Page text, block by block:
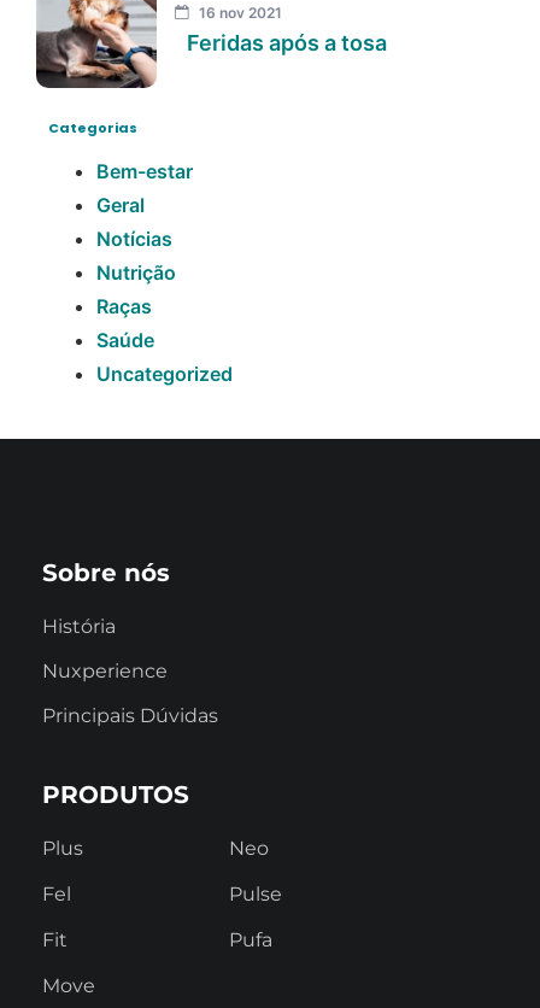
16 nov 2021
Feridas após a tosa
Categorias
Bem-estar
Geral
Notícias
Nutrição
Raças
Saúde
Uncategorized
Sobre nós
História
Nuxperience
Principais Dúvidas
PRODUTOS
Plus
Fel
Fit
Move
Neo
Pulse
Pufa